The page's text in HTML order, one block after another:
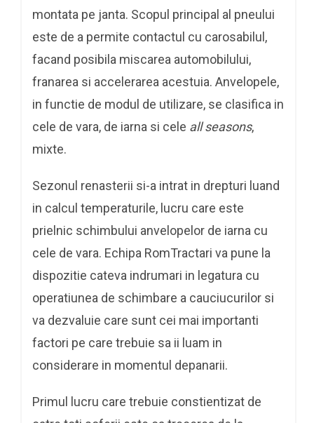
montata pe janta. Scopul principal al pneului
este de a permite contactul cu carosabilul,
facand posibila miscarea automobilului,
franarea si accelerarea acestuia. Anvelopele,
in functie de modul de utilizare, se clasifica in
cele de vara, de iarna si cele all seasons,
mixte.
Sezonul renasterii si-a intrat in drepturi luand
in calcul temperaturile, lucru care este
prielnic schimbului anvelopelor de iarna cu
cele de vara. Echipa RomTractari va pune la
dispozitie cateva indrumari in legatura cu
operatiunea de schimbare a cauciucurilor si
va dezvaluie care sunt cei mai importanti
factori pe care trebuie sa ii luam in
considerare in momentul depanarii.
Primul lucru care trebuie constientizat de